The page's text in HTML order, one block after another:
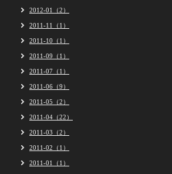
2012-01（2）
2011-11（1）
2011-10（1）
2011-09（1）
2011-07（1）
2011-06（9）
2011-05（2）
2011-04（22）
2011-03（2）
2011-02（1）
2011-01（1）